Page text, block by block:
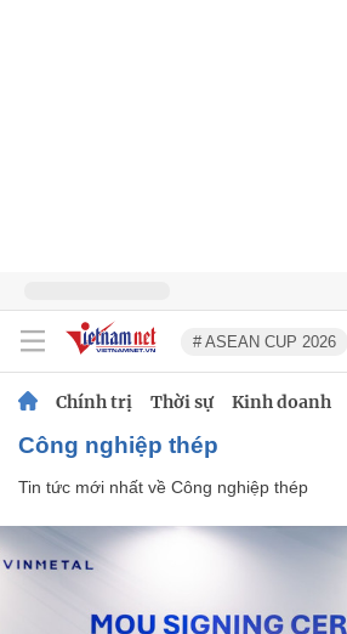
# ASEAN CUP 2026
Chính trị Thời sự Kinh doanh
Công nghiệp thép
Tin tức mới nhất về Công nghiệp thép